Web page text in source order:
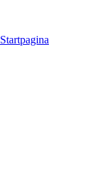
Startpagina